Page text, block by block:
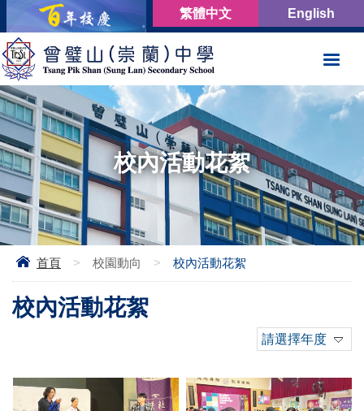
English
繁體中文
校內活動花絮
首頁 > 校園動向 > 校內活動花絮
校內活動花絮
請選擇年度